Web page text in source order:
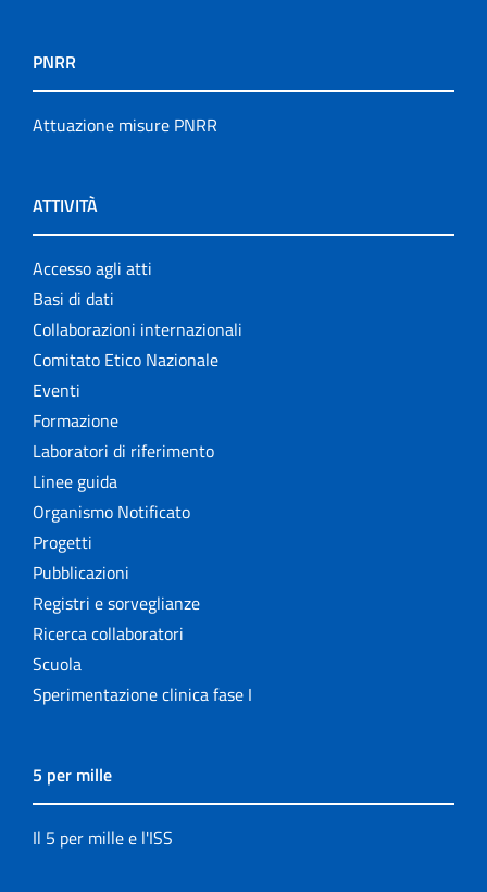
PNRR
Attuazione misure PNRR
ATTIVITÀ
Accesso agli atti
Basi di dati
Collaborazioni internazionali
Comitato Etico Nazionale
Eventi
Formazione
Laboratori di riferimento
Linee guida
Organismo Notificato
Progetti
Pubblicazioni
Registri e sorveglianze
Ricerca collaboratori
Scuola
Sperimentazione clinica fase I
5 per mille
Il 5 per mille e l'ISS